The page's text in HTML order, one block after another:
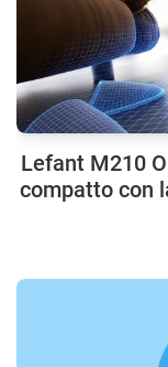
Lefant M210
compatto con